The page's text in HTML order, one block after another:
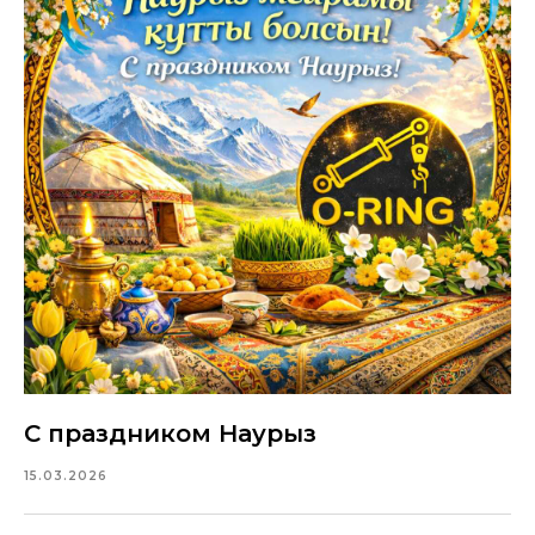
С праздником Наурыз
15.03.2026